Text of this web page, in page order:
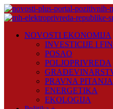
Skip
to
Plus
NOVOSTI EKONOMIJA
INVESTICIJE I
POSAO
POLJOPRIVREDA
PRAVNA PITANJA
ENERGETIKA
EKOLOGIJA